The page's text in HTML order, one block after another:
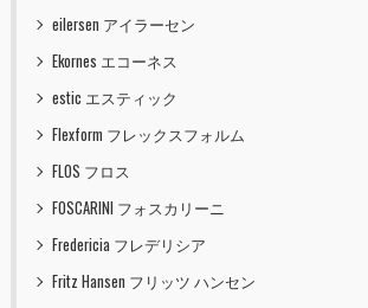
eilersen アイラーセン
Ekornes エコーネス
estic エスティック
Flexform フレックスフォルム
FLOS フロス
FOSCARINI フォスカリーニ
Fredericia フレデリシア
Fritz Hansen フリッツ ハンセン